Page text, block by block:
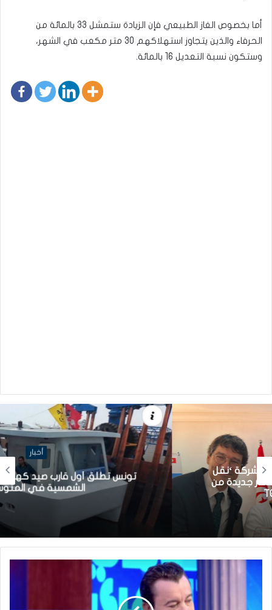
أما بخصوص الغاز الطبيعي فإن الزيادة ستمشل 33 بالمائة من
الحرفاء والذين يتجاوز استهلاكهم 30 متر مكعب في الشهر،
وستكون نسبة التعديل 16 بالمائة.
أخبار
تونس تطلق أول قارب صيد كهربائي يعمل بالطاقة
الشمسية في المتوسط